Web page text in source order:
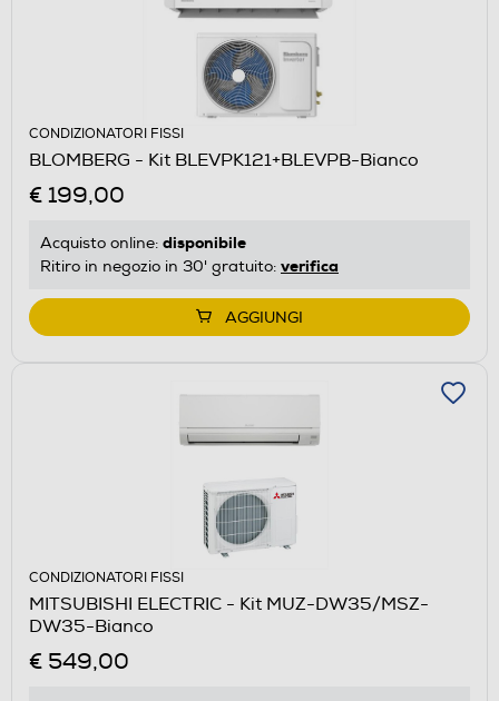
CONDIZIONATORI FISSI
BLOMBERG - Kit BLEVPK121+BLEVPB-Bianco
€ 199,00
Acquisto online: disponibile
Ritiro in negozio in 30' gratuito: verifica
AGGIUNGI
CONDIZIONATORI FISSI
MITSUBISHI ELECTRIC - Kit MUZ-DW35/MSZ-
DW35-Bianco
€ 549,00